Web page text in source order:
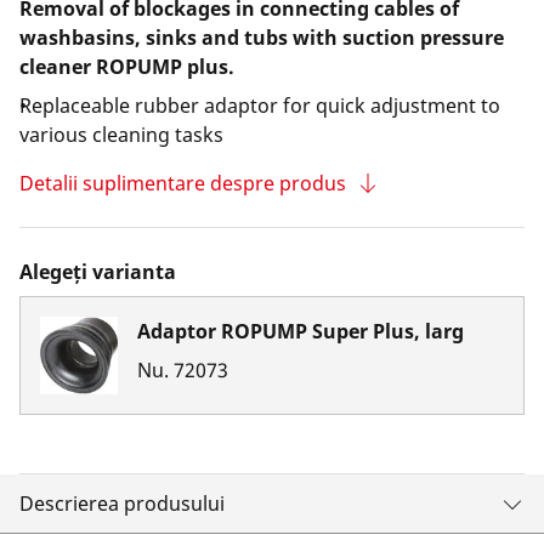
Removal of blockages in connecting cables of
washbasins, sinks and tubs with suction pressure
cleaner ROPUMP plus.
Replaceable rubber adaptor for quick adjustment to
various cleaning tasks
Detalii suplimentare despre produs
Alegeți varianta
Adaptor ROPUMP Super Plus, larg
Nu. 72073
Descrierea produsului